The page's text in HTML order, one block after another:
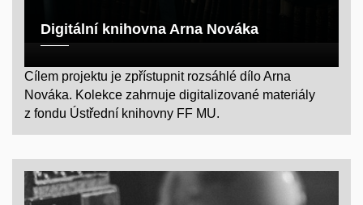
Digitální knihovna Arna Nováka
Cílem projektu je zpřístupnit rozsáhlé dílo Arna
Nováka. Kolekce zahrnuje digitalizované materiály
z fondu Ústřední knihovny FF MU.